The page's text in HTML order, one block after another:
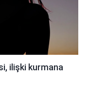
ilişki kurmana